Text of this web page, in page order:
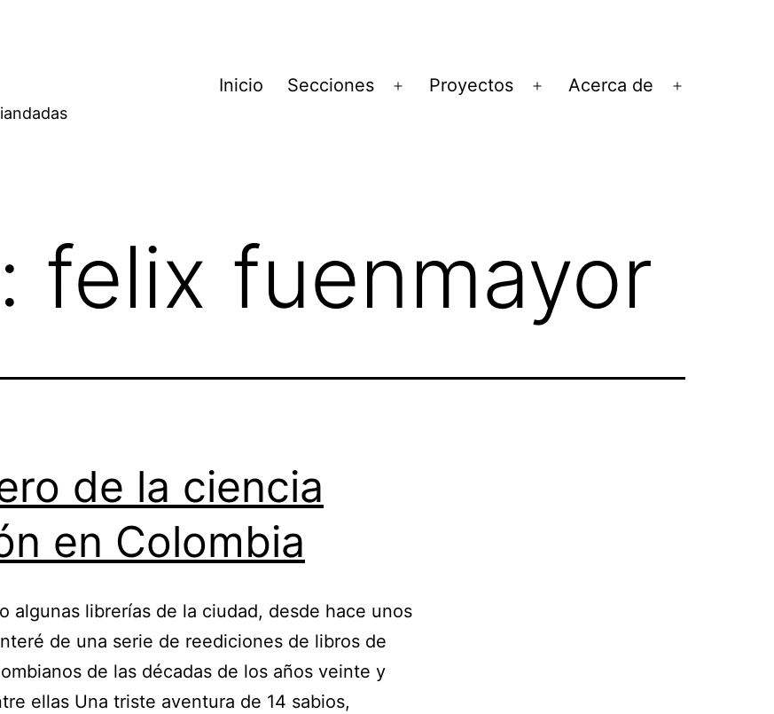
Inicio Secciones
Abrir
Proyectos
Abrir
Acerca de
felix fuenmayor
de la ciencia
en Colombia
algunas librerías de la ciudad, desde hace unos
de una serie de reediciones de libros de
de las décadas de los años veinte y
ellas Una triste aventura de 14 sabios,